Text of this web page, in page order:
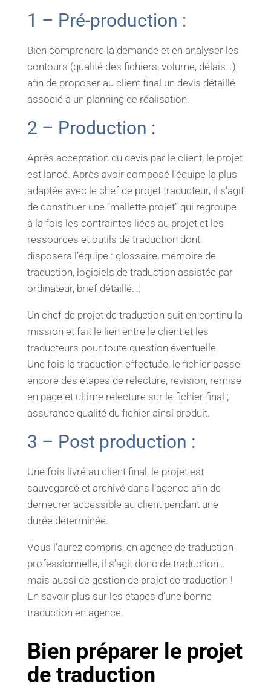
1 – Pré-production :
Bien comprendre la demande et en analyser les
contours (qualité des fichiers, volume, délais…)
afin de proposer au client final un devis détaillé
associé à un planning de réalisation.
2 – Production :
Après acceptation du devis par le client, le projet
est lancé. Après avoir composé l’équipe la plus
adaptée avec le chef de projet traducteur, il s’agit
de constituer une “mallette projet” qui regroupe
à la fois les contraintes liées au projet et les
ressources et outils de traduction dont
disposera l’équipe : glossaire, mémoire de
traduction, logiciels de traduction assistée par
ordinateur, brief détaillé…:
Un chef de projet de traduction suit en continu la
mission et fait le lien entre le client et les
traducteurs pour toute question éventuelle.
Une fois la traduction effectuée, le fichier passe
encore des étapes de relecture, révision, remise
en page et ultime relecture sur le fichier final ;
assurance qualité du fichier ainsi produit.
3 – Post production :
Une fois livré au client final, le projet est
sauvegardé et archivé dans l’agence afin de
demeurer accessible au client pendant une
durée déterminée.
Vous l’aurez compris, en agence de traduction
professionnelle, il s’agit donc de traduction…
mais aussi de gestion de projet de traduction !
En savoir plus sur les étapes d’une bonne
traduction en agence.
Bien préparer le projet
de traduction